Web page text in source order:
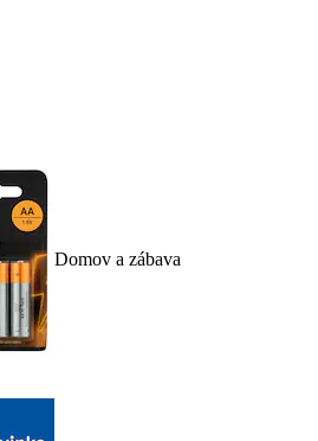
Domov a zábava